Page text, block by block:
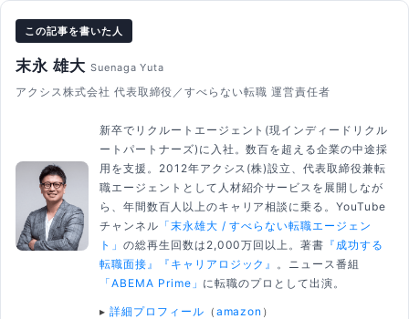
この記事を書いた人
末永 雄大 Suenaga Yuta
アクシス株式会社 代表取締役／すべらない転職 運営責任者
新卒でリクルートエージェント(現インディードリクル
ートパートナーズ)に入社。数百を超える企業の中途採
用を支援。2012年アクシス(株)設立、代表取締役兼転
職エージェントとして人材紹介サービスを展開しなが
ら、年間数百人以上のキャリア相談に乗る。YouTube
チャンネル 「末永雄大 / すべらない転職エージェン
ト」 の総再生回数は2,000万回以上。著書 『成功する
転職面接』
『キャリアロジック』
。ニュース番組
「ABEMA Prime」 に転職のプロとして出演。
▸ 詳細プロフィール （ amazon ）